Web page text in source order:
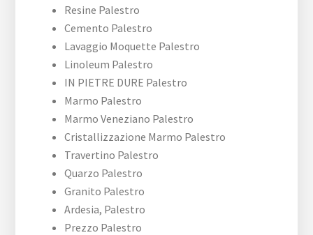
Resine Palestro
Cemento Palestro
Lavaggio Moquette Palestro
Linoleum Palestro
IN PIETRE DURE Palestro
Marmo Palestro
Marmo Veneziano Palestro
Cristallizzazione Marmo Palestro
Travertino Palestro
Quarzo Palestro
Granito Palestro
Ardesia, Palestro
Prezzo Palestro